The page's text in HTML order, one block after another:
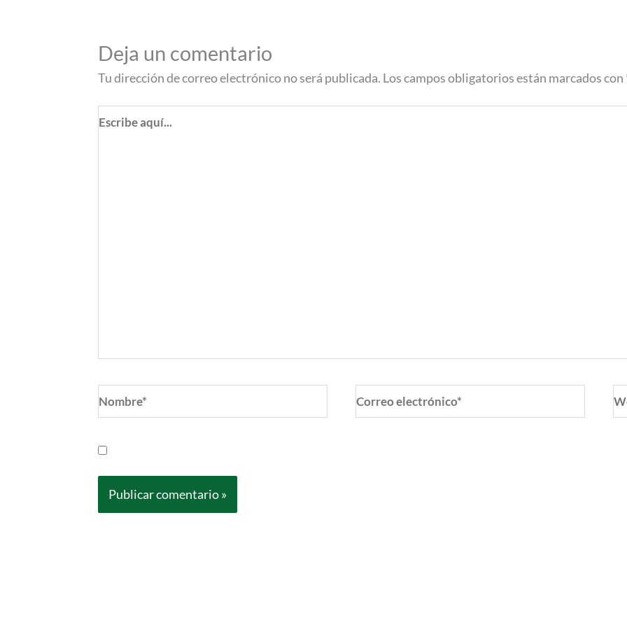
Deja un comentario
Tu dirección de correo electrónico no será publicada. Los campos obligatorios están marcados con
aquí...
electrónico*